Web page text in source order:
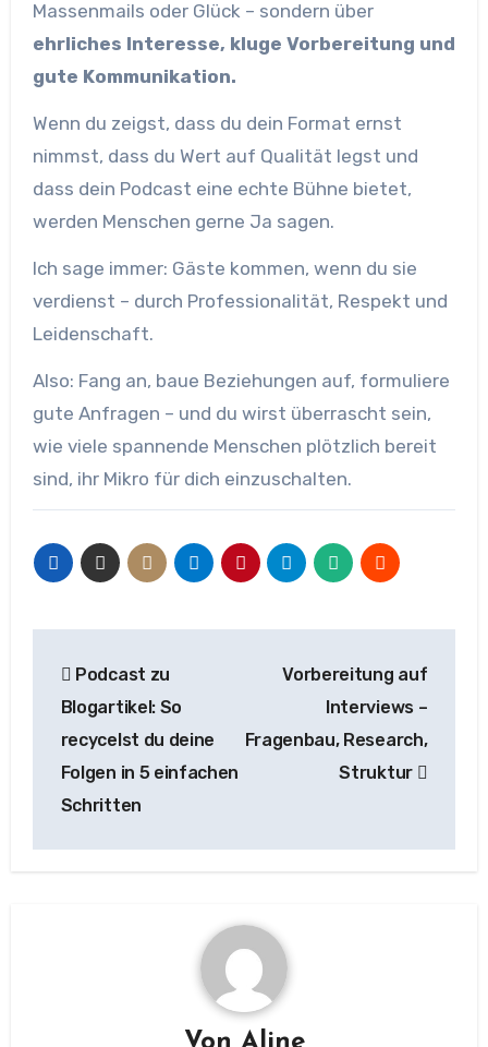
Massenmails oder Glück – sondern über
ehrliches Interesse, kluge Vorbereitung und
gute Kommunikation.
Wenn du zeigst, dass du dein Format ernst
nimmst, dass du Wert auf Qualität legst und
dass dein Podcast eine echte Bühne bietet,
werden Menschen gerne Ja sagen.
Ich sage immer: Gäste kommen, wenn du sie
verdienst – durch Professionalität, Respekt und
Leidenschaft.
Also: Fang an, baue Beziehungen auf, formuliere
gute Anfragen – und du wirst überrascht sein,
wie viele spannende Menschen plötzlich bereit
sind, ihr Mikro für dich einzuschalten.
Podcast zu
Blogartikel: So
recycelst du deine
Folgen in 5 einfachen
Schritten
Vorbereitung auf
Interviews –
Fragenbau, Research,
Struktur